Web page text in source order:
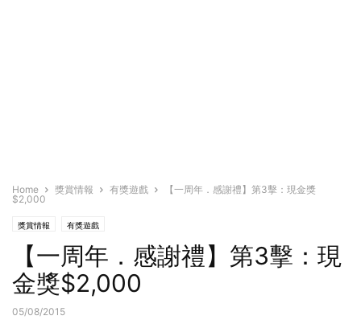
Home 獎賞情報 有獎遊戲
【一周年．感謝禮】第3擊：現金獎
$2,000
獎賞情報 有獎遊戲
【一周年．感謝禮】第3擊：現
金獎$2,000
05/08/2015